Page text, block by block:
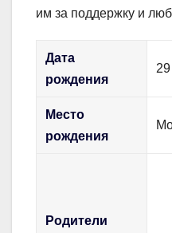
им за поддержку и
Дата
рождения
Место
рождения
Родители